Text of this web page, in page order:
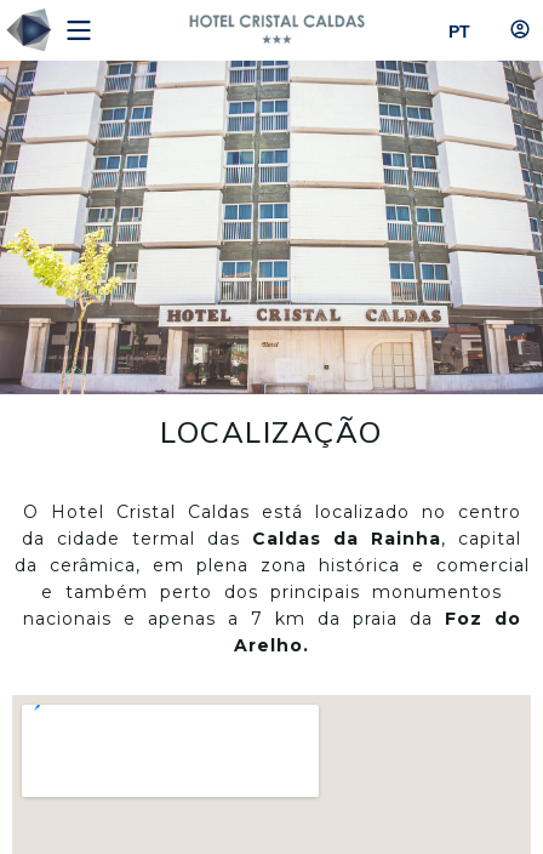
PT
LOCALIZAÇÃO
O Hotel Cristal Caldas está localizado no centro
da cidade termal das Caldas da Rainha, capital
da cerâmica, em plena zona histórica e comercial
e também perto dos principais monumentos
nacionais e apenas a 7 km da praia da Foz do
Arelho.